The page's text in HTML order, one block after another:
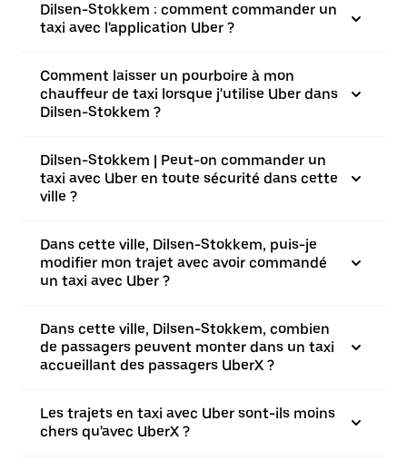
Dilsen-Stokkem : comment commander un
taxi avec l'application Uber ?
Comment laisser un pourboire à mon
chauffeur de taxi lorsque j'utilise Uber dans
Dilsen-Stokkem ?
Dilsen-Stokkem | Peut-on commander un
taxi avec Uber en toute sécurité dans cette
ville ?
Dans cette ville, Dilsen-Stokkem, puis-je
modifier mon trajet avec avoir commandé
un taxi avec Uber ?
Dans cette ville, Dilsen-Stokkem, combien
de passagers peuvent monter dans un taxi
accueillant des passagers UberX ?
Les trajets en taxi avec Uber sont-ils moins
chers qu'avec UberX ?